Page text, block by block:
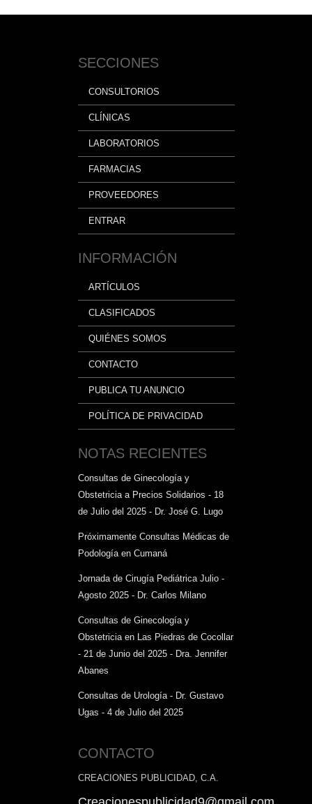
SECCIONES
CONSULTORIOS
CLÍNICAS
LABORATORIOS
FARMACIAS
PROVEEDORES
ENTRAR
INFORMACIÓN
ARTÍCULOS
CLASIFICADOS
QUIÉNES SOMOS
CONTACTO
PUBLICA TU ANUNCIO
POLÍTICA DE PRIVACIDAD
NOTAS RECIENTES
Consultas de Ginecología y
Obstetricia a Precios Solidarios - 18
de Julio del 2025 - Dr. José G. Lugo
Próximamente Consultas Médicas de
Podología en Cumaná
Jornada de Cirugía Pediátrica Julio -
Agosto 2025 - Dr. Carlos Milano
Consultas de Ginecología y
Obstetricia en Las Piedras de Cocollar
- 21 de Junio del 2025 - Dra. Jennifer
Abanes
Consultas de Urología - Dr. Gustavo
Ugas - 4 de Julio del 2025
CONTACTO
CREACIONES PUBLICIDAD, C.A.